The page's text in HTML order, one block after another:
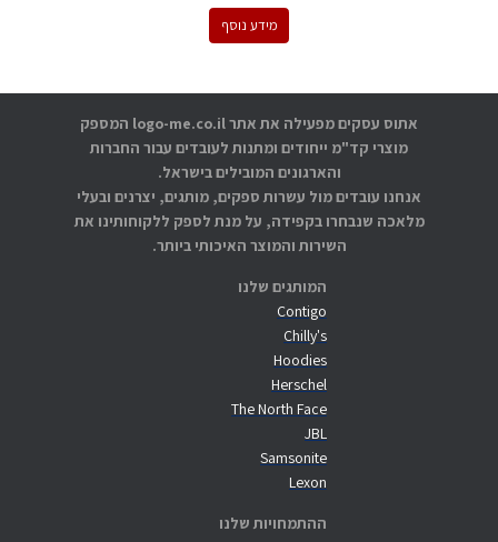
מידע נוסף
המותגים שלנו
Contigo
Chilly's
Hoodies
Herschel
The North Face
JBL
Samsonite
Lexon
ההתמחויות שלנו
אתוס עסקים מפעילה את אתר logo-me.co.il המספק
מוצרי קד"מ ייחודים ומתנות לעובדים עבור החברות
והארגונים המובילים בישראל.
אנחנו עובדים מול עשרות ספקים, מותגים, יצרנים ובעלי
מלאכה שנבחרו בקפידה, על מנת לספק ללקוחותינו את
השירות והמוצר האיכותי ביותר.